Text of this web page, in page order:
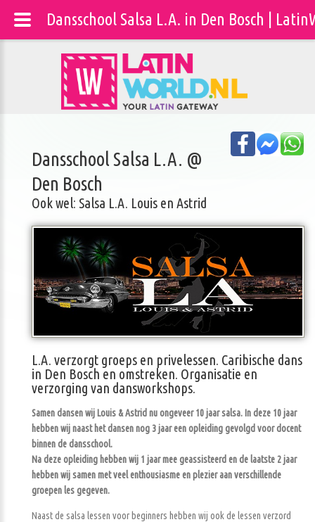
Dansschool Salsa L.A. @
Den Bosch
Ook wel: Salsa L.A. Louis en Astrid
L.A. verzorgt groeps en privelessen. Caribische dans
in Den Bosch en omstreken. Organisatie en
verzorging van dansworkshops.
Samen dansen wij Louis & Astrid nu ongeveer 10 jaar salsa. In deze 10 jaar
hebben wij naast het dansen nog 3 jaar een opleiding gevolgd voor docent
binnen de dansschool.
Na deze opleiding hebben wij 1 jaar mee geassisteerd en de laatste 2 jaar
hebben wij samen met veel enthousiasme en plezier aan verschillende
groepen les gegeven.
Naast de salsa lessen voor beginners hebben wij ook de lessen verzord
Dansschool Salsa L.A. in Den Bosch |